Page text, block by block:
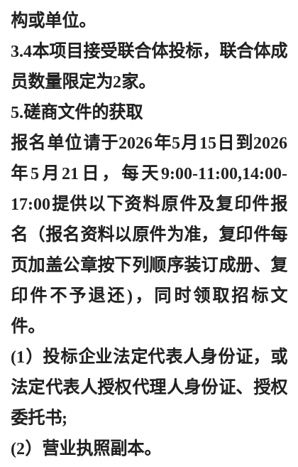
构或单位。
3.4本项目接受联合体投标，联合体成
员数量限定为2家。
5.磋商文件的获取
报名单位请于2026年5月15日到2026
年5月21日，每天9:00-11:00,14:00-
17:00提供以下资料原件及复印件报
名（报名资料以原件为准，复印件每
页加盖公章按下列顺序装订成册、复
印件不予退还)，同时领取招标文
件。
(1）投标企业法定代表人身份证，或
法定代表人授权代理人身份证、授权
委托书;
(2）营业执照副本。